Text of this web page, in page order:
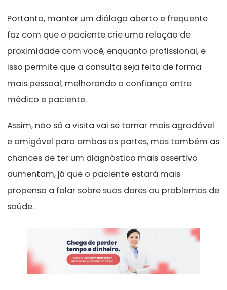
Portanto, manter um diálogo aberto e frequente
faz com que o paciente crie uma relação de
proximidade com você, enquanto profissional, e
isso permite que a consulta seja feita de forma
mais pessoal, melhorando a confiança entre
médico e paciente.
Assim, não só a visita vai se tornar mais agradável
e amigável para ambas as partes, mas também as
chances de ter um diagnóstico mais assertivo
aumentam, já que o paciente estará mais
propenso a falar sobre suas dores ou problemas de
saúde.